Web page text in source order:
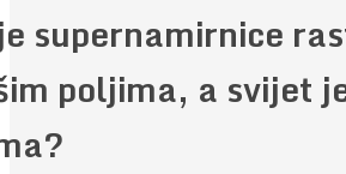
supernamirnice
poljima, a svijet